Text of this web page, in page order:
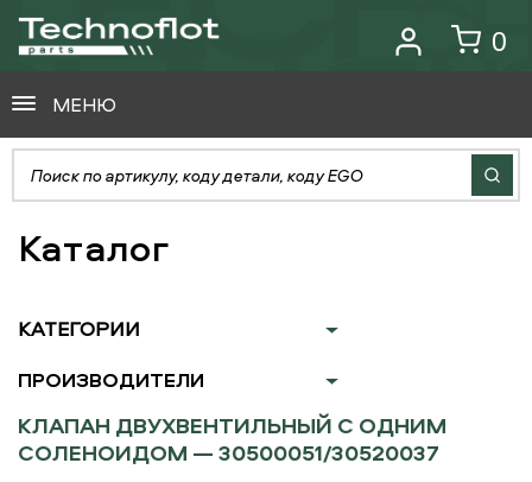
0
МЕНЮ
Каталог
КАТЕГОРИИ
ПРОИЗВОДИТЕЛИ
КЛАПАН ДВУХВЕНТИЛЬНЫЙ С ОДНИМ
СОЛЕНОИДОМ — 30500051/30520037